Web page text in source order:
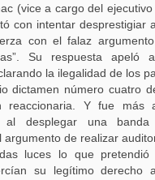
(vice a cargo del ejecutivo
con intentar desprestigiar
con el falaz
Su respuesta apeló
la ilegalidad de los
dictamen número cuatro
reaccionaria. Y fue más
al desplegar una
argumento de realizar
luces lo que pretendió
su legítimo derecho